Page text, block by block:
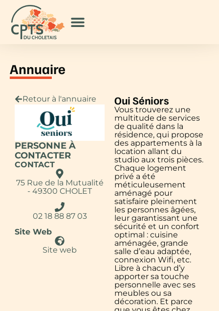
Annuaire
Retour à l'annuaire
PERSONNE À
CONTACTER
CONTACT
75 Rue de la Mutualité
- 49300 CHOLET
02 18 88 87 03
Site Web
Site web
Oui Séniors
Vous trouverez une
multitude de services
de qualité dans la
résidence, qui propose
des appartements à la
location allant du
studio aux trois pièces.
Chaque logement
privé a été
méticuleusement
aménagé pour
satisfaire pleinement
les personnes âgées,
leur garantissant une
sécurité et un confort
optimal : cuisine
aménagée, grande
salle d’eau adaptée,
connexion Wifi, etc.
Libre à chacun d’y
apporter sa touche
personnelle avec ses
meubles ou sa
décoration. Et parce